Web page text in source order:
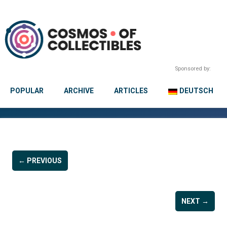
Sponsored by:
POPULAR ARCHIVE ARTICLES DEUTSCH
← PREVIOUS
NEXT →